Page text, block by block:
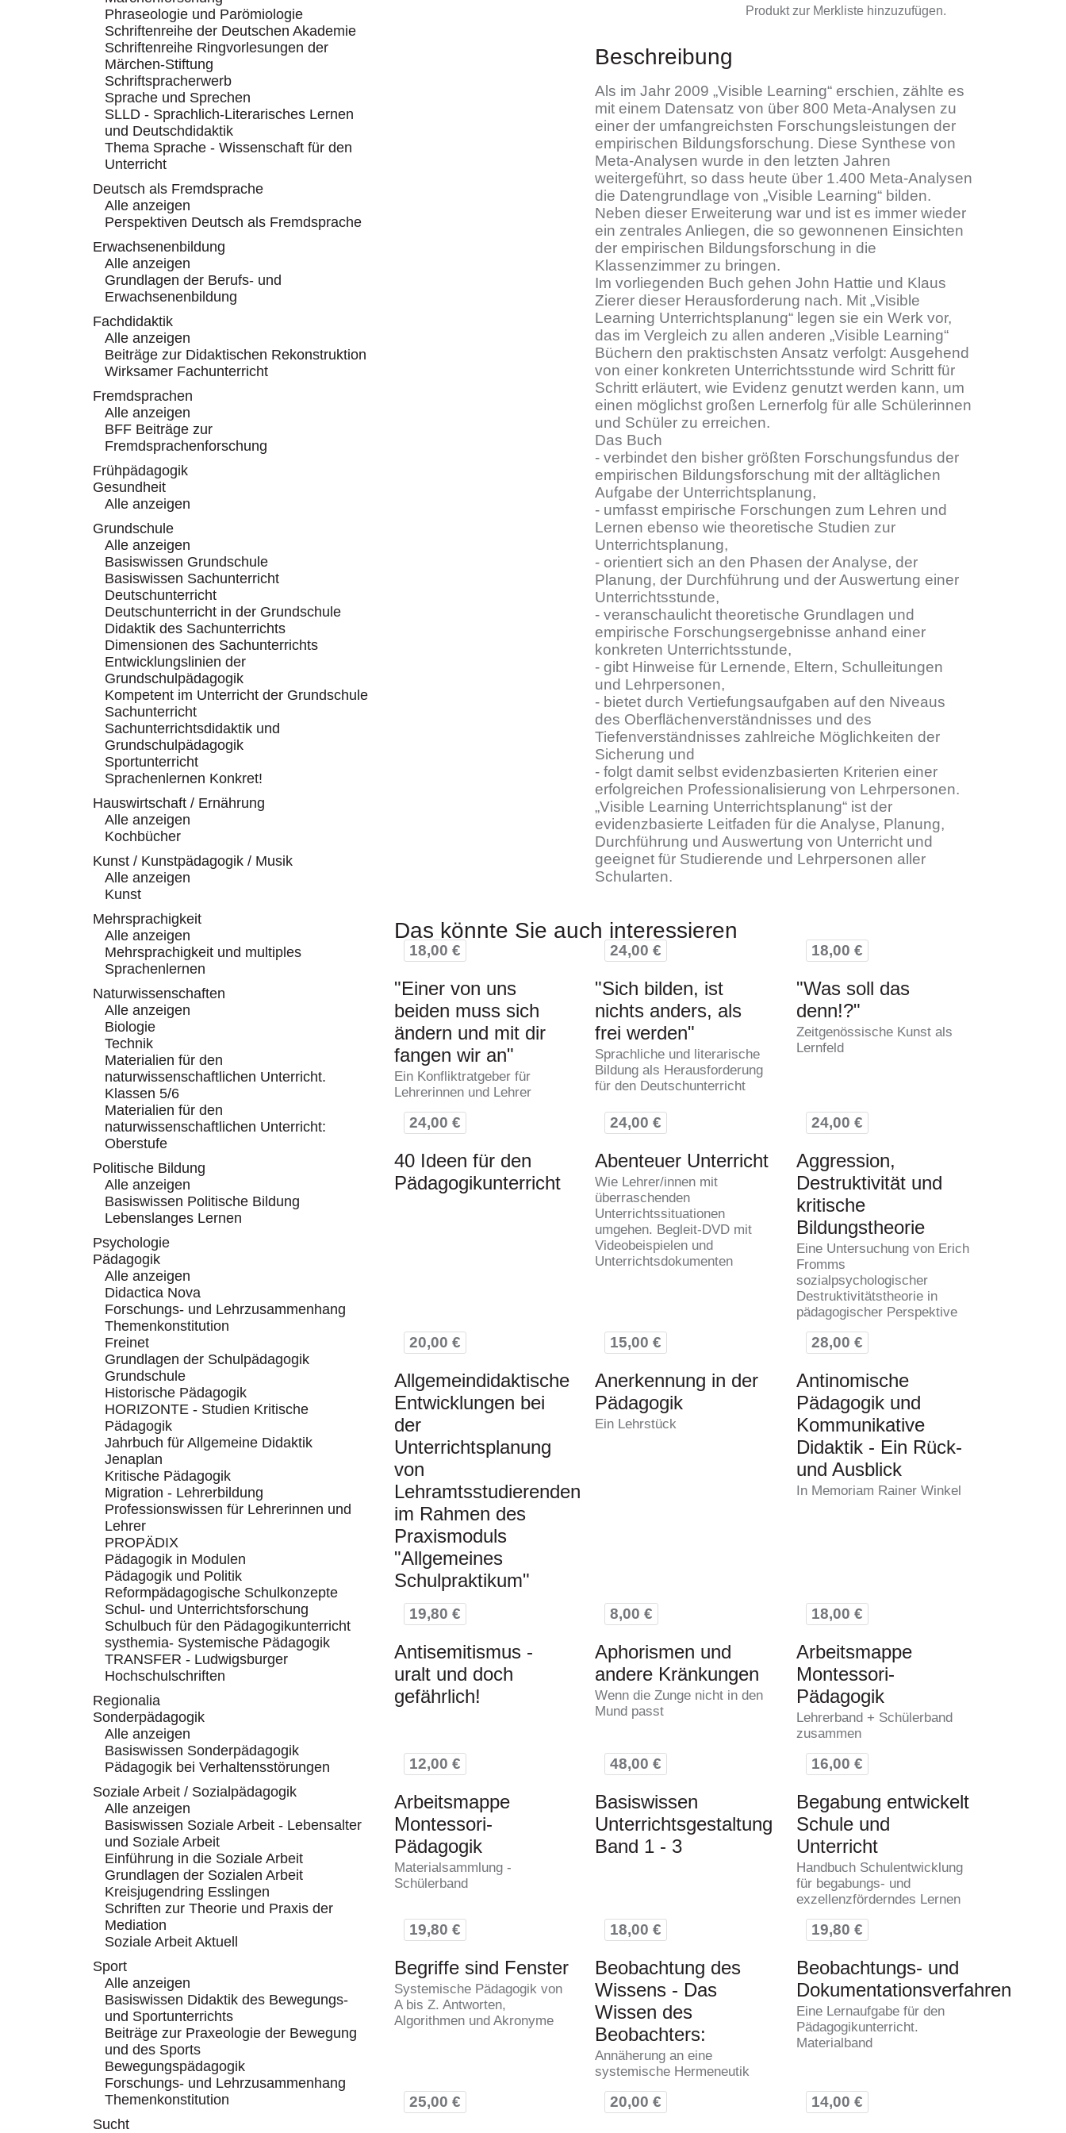
Produkt zur Merkliste hinzuzufügen.
Beschreibung
Als im Jahr 2009 „Visible Learning“ erschien, zählte es
mit einem Datensatz von über 800 Meta-Analysen zu
einer der umfangreichsten Forschungsleistungen der
empirischen Bildungsforschung. Diese Synthese von
Meta-Analysen wurde in den letzten Jahren
weitergeführt, so dass heute über 1.400 Meta-Analysen
die Datengrundlage von „Visible Learning“ bilden.
Neben dieser Erweiterung war und ist es immer wieder
ein zentrales Anliegen, die so gewonnenen Einsichten
der empirischen Bildungsforschung in die
Klassenzimmer zu bringen.
Im vorliegenden Buch gehen John Hattie und Klaus
Zierer dieser Herausforderung nach. Mit „Visible
Learning Unterrichtsplanung“ legen sie ein Werk vor,
das im Vergleich zu allen anderen „Visible Learning“
Büchern den praktischsten Ansatz verfolgt: Ausgehend
von einer konkreten Unterrichtsstunde wird Schritt für
Schritt erläutert, wie Evidenz genutzt werden kann, um
einen möglichst großen Lernerfolg für alle Schülerinnen
und Schüler zu erreichen.
Das Buch
- verbindet den bisher größten Forschungsfundus der
empirischen Bildungsforschung mit der alltäglichen
Aufgabe der Unterrichtsplanung,
- umfasst empirische Forschungen zum Lehren und
Lernen ebenso wie theoretische Studien zur
Unterrichtsplanung,
- orientiert sich an den Phasen der Analyse, der
Planung, der Durchführung und der Auswertung einer
Unterrichtsstunde,
- veranschaulicht theoretische Grundlagen und
empirische Forschungsergebnisse anhand einer
konkreten Unterrichtsstunde,
- gibt Hinweise für Lernende, Eltern, Schulleitungen
und Lehrpersonen,
- bietet durch Vertiefungsaufgaben auf den Niveaus
des Oberflächenverständnisses und des
Tiefenverständnisses zahlreiche Möglichkeiten der
Sicherung und
- folgt damit selbst evidenzbasierten Kriterien einer
erfolgreichen Professionalisierung von Lehrpersonen.
„Visible Learning Unterrichtsplanung“ ist der
evidenzbasierte Leitfaden für die Analyse, Planung,
Durchführung und Auswertung von Unterricht und
geeignet für Studierende und Lehrpersonen aller
Schularten.
Das könnte Sie auch interessieren
18,00 €
"Einer von uns
beiden muss sich
ändern und mit dir
fangen wir an"
Ein Konfliktratgeber für
Lehrerinnen und Lehrer
24,00 €
"Sich bilden, ist
nichts anders, als
frei werden"
Sprachliche und literarische
Bildung als Herausforderung
für den Deutschunterricht
18,00 €
"Was soll das
denn!?"
Zeitgenössische Kunst als
Lernfeld
24,00 €
40 Ideen für den
Pädagogikunterricht
24,00 €
Abenteuer Unterricht
Wie Lehrer/innen mit
überraschenden
Unterrichtssituationen
umgehen. Begleit-DVD mit
Videobeispielen und
Unterrichtsdokumenten
24,00 €
Aggression,
Destruktivität und
kritische
Bildungstheorie
Eine Untersuchung von Erich
Fromms
sozialpsychologischer
Destruktivitätstheorie in
pädagogischer Perspektive
20,00 €
Allgemeindidaktische
Entwicklungen bei
der
Unterrichtsplanung
von
Lehramtsstudierenden
im Rahmen des
Praxismoduls
"Allgemeines
Schulpraktikum"
15,00 €
Anerkennung in der
Pädagogik
Ein Lehrstück
28,00 €
Antinomische
Pädagogik und
Kommunikative
Didaktik - Ein Rück-
und Ausblick
In Memoriam Rainer Winkel
19,80 €
Antisemitismus -
uralt und doch
gefährlich!
8,00 €
Aphorismen und
andere Kränkungen
Wenn die Zunge nicht in den
Mund passt
18,00 €
Arbeitsmappe
Montessori-
Pädagogik
Lehrerband + Schülerband
zusammen
12,00 €
Arbeitsmappe
Montessori-
Pädagogik
Materialsammlung -
Schülerband
48,00 €
Basiswissen
Unterrichtsgestaltung
Band 1 - 3
16,00 €
Begabung entwickelt
Schule und
Unterricht
Handbuch Schulentwicklung
für begabungs- und
exzellenzförderndes Lernen
19,80 €
Begriffe sind Fenster
Systemische Pädagogik von
A bis Z. Antworten,
Algorithmen und Akronyme
18,00 €
Beobachtung des
Wissens - Das
Wissen des
Beobachters:
Annäherung an eine
systemische Hermeneutik
19,80 €
Beobachtungs- und
Dokumentationsverfahren
Eine Lernaufgabe für den
Pädagogikunterricht.
Materialband
25,00 € 20,00 € 14,00 €
Phraseologie und Parömiologie
Schriftenreihe der Deutschen Akademie
Schriftenreihe Ringvorlesungen der
Märchen-Stiftung
Schriftspracherwerb
Sprache und Sprechen
SLLD - Sprachlich-Literarisches Lernen
und Deutschdidaktik
Thema Sprache - Wissenschaft für den
Unterricht
Deutsch als Fremdsprache
Alle anzeigen
Perspektiven Deutsch als Fremdsprache
Erwachsenenbildung
Alle anzeigen
Grundlagen der Berufs- und
Erwachsenenbildung
Fachdidaktik
Alle anzeigen
Beiträge zur Didaktischen Rekonstruktion
Wirksamer Fachunterricht
Fremdsprachen
Alle anzeigen
BFF Beiträge zur
Fremdsprachenforschung
Frühpädagogik
Gesundheit
Alle anzeigen
Grundschule
Alle anzeigen
Basiswissen Grundschule
Basiswissen Sachunterricht
Deutschunterricht
Deutschunterricht in der Grundschule
Didaktik des Sachunterrichts
Dimensionen des Sachunterrichts
Entwicklungslinien der
Grundschulpädagogik
Kompetent im Unterricht der Grundschule
Sachunterricht
Sachunterrichtsdidaktik und
Grundschulpädagogik
Sportunterricht
Sprachenlernen Konkret!
Hauswirtschaft / Ernährung
Alle anzeigen
Kochbücher
Kunst / Kunstpädagogik / Musik
Alle anzeigen
Kunst
Mehrsprachigkeit
Alle anzeigen
Mehrsprachigkeit und multiples
Sprachenlernen
Naturwissenschaften
Alle anzeigen
Biologie
Technik
Materialien für den
naturwissenschaftlichen Unterricht.
Klassen 5/6
Materialien für den
naturwissenschaftlichen Unterricht:
Oberstufe
Politische Bildung
Alle anzeigen
Basiswissen Politische Bildung
Lebenslanges Lernen
Psychologie
Pädagogik
Alle anzeigen
Didactica Nova
Forschungs- und Lehrzusammenhang
Themenkonstitution
Freinet
Grundlagen der Schulpädagogik
Grundschule
Historische Pädagogik
HORIZONTE - Studien Kritische
Pädagogik
Jahrbuch für Allgemeine Didaktik
Jenaplan
Kritische Pädagogik
Migration - Lehrerbildung
Professionswissen für Lehrerinnen und
Lehrer
PROPÄDIX
Pädagogik in Modulen
Pädagogik und Politik
Reformpädagogische Schulkonzepte
Schul- und Unterrichtsforschung
Schulbuch für den Pädagogikunterricht
systhemia- Systemische Pädagogik
TRANSFER - Ludwigsburger
Hochschulschriften
Regionalia
Sonderpädagogik
Alle anzeigen
Basiswissen Sonderpädagogik
Pädagogik bei Verhaltensstörungen
Soziale Arbeit / Sozialpädagogik
Alle anzeigen
Basiswissen Soziale Arbeit - Lebensalter
und Soziale Arbeit
Einführung in die Soziale Arbeit
Grundlagen der Sozialen Arbeit
Kreisjugendring Esslingen
Schriften zur Theorie und Praxis der
Mediation
Soziale Arbeit Aktuell
Sport
Alle anzeigen
Basiswissen Didaktik des Bewegungs-
und Sportunterrichts
Beiträge zur Praxeologie der Bewegung
und des Sports
Bewegungspädagogik
Forschungs- und Lehrzusammenhang
Themenkonstitution
Sucht